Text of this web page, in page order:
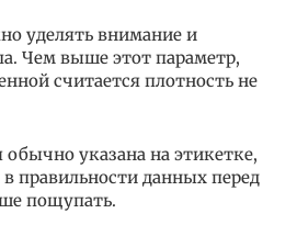
уделять внимание и
Чем выше этот параметр,
считается плотность не
указана на этикетке,
правильности данных перед
пощупать.